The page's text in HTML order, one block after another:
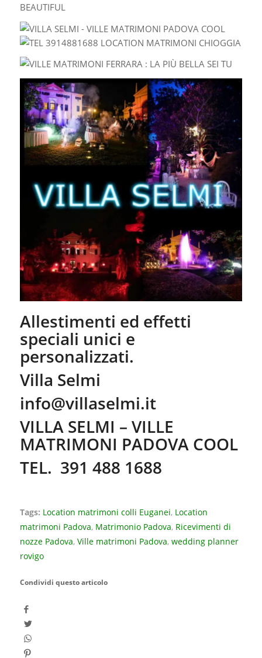
Allestimenti ed effetti
speciali unici e
personalizzati.
Villa Selmi
info@villaselmi.it
VILLA SELMI – VILLE
MATRIMONI PADOVA COOL
TEL. 391 488 1688
Tags: Location matrimoni colli Euganei, Location
matrimoni Padova, Matrimonio Padova, Ricevimenti di
nozze Padova, Ville matrimoni Padova, wedding planner
rovigo
Condividi questo articolo